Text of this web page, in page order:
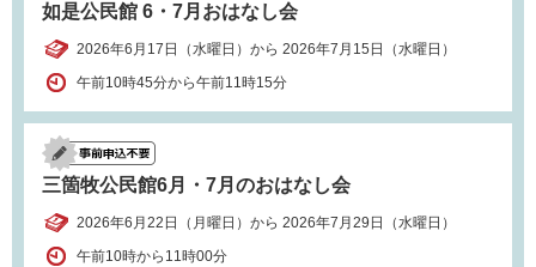
如是公民館 6・7月おはなし会
2026年6月17日（水曜日）から 2026年7月15日（水曜日）
午前10時45分から午前11時15分
三箇牧公民館6月・7月のおはなし会
2026年6月22日（月曜日）から 2026年7月29日（水曜日）
午前10時から11時00分